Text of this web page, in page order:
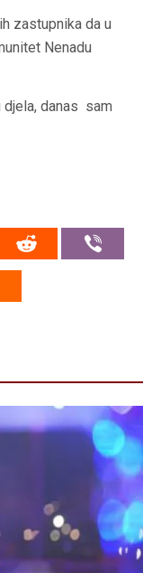
zastupnika da u
Nenadu
djela, danas sam